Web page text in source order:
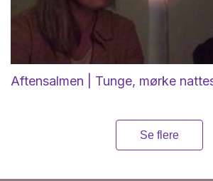
Aftensalmen | Tunge, mørke
Se flere